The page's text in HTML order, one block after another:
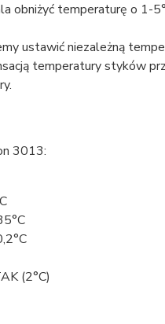
obniżyć temperaturę o 1-
ustawić niezależną
temperatury styków
3013:
(2°C)